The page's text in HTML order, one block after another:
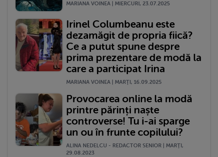
MARIANA VOINEA | MIERCURI, 23.07.2025
Irinel Columbeanu este
dezamăgit de propria fiică?
Ce a putut spune despre
prima prezentare de modă la
care a participat Irina
MARIANA VOINEA | MARŢI, 16.09.2025
Provocarea online la modă
printre părinți naște
controverse! Tu i-ai sparge
un ou în frunte copilului?
ALINA NEDELCU - REDACTOR SENIOR | MARŢI,
29.08.2023